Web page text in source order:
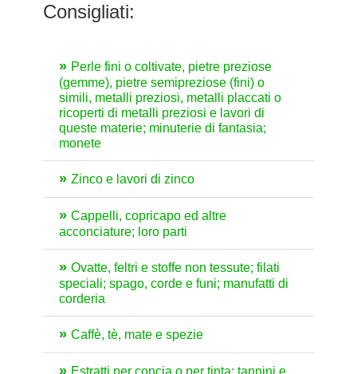
Consigliati:
Perle fini o coltivate, pietre preziose
(gemme), pietre semipreziose (fini) o
simili, metalli preziosi, metalli placcati o
ricoperti di metalli preziosi e lavori di
queste materie; minuterie di fantasia;
monete
Zinco e lavori di zinco
Cappelli, copricapo ed altre
acconciature; loro parti
Ovatte, feltri e stoffe non tessute; filati
speciali; spago, corde e funi; manufatti di
corderia
Caffè, tè, mate e spezie